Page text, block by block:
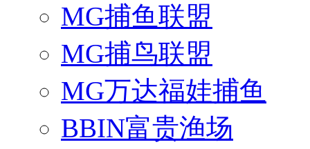
MG捕鱼联盟
MG捕鸟联盟
MG万达福娃捕鱼
BBIN富贵渔场